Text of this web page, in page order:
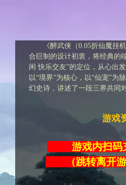
《醉武侠（0.05折仙魔挂
合巨制的设计初衷，将经典的
闲 快乐交友”的定位，从心出
以“境界”为核心，以“仙宠”为
幻史诗，讲述了一段三界共同
游戏
游戏内扫码
（跳转离开